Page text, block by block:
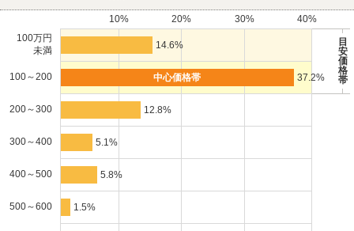
10% 20% 30%
40%
100万円
未満
14.6%
目
安
価
格
帯
100～200 37.2%
200～300 12.8%
300～400 5.1%
400～500 5.8%
500～600 1.5%